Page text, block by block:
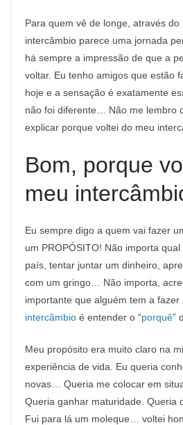
Para quem vê de longe, através do
intercâmbio parece uma jornada
há sempre a impressão de que a
voltar. Eu tenho amigos que estão
hoje e a sensação é exatamente
não foi diferente… Não me lembro
explicar porque voltei do meu
Bom, porque
meu
Eu sempre digo a quem vai fazer
um PROPÓSITO! Não importa
país, tentar juntar um dinheiro,
com um gringo… Não importa,
importante que alguém tem a fazer
intercâmbio é entender o “porquê”
Meu propósito era muito claro na
experiência de vida. Eu queria
novas… Queria me colocar em
Queria ganhar maturidade. Queria
Fui para lá um moleque… voltei